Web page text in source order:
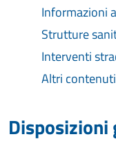
Informazioni
Strutture
Interventi
Altri contenuti
Disposizioni